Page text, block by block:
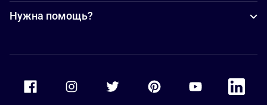
Нужна помощь?
Accor Facebook Accor TwitterAccor PinterestAccor Youtube
Accor